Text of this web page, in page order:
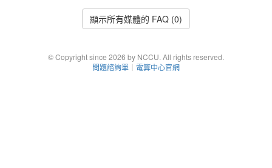
顯示所有媒體的 FAQ (0)
© Copyright since 2026 by NCCU. All rights reserved.
問題諮詢單 ｜ 電算中心官網